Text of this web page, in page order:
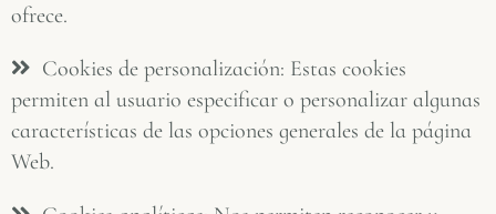
ofrece.
Cookies de personalización: Estas cookies
permiten al usuario especificar o personalizar algunas
características de las opciones generales de la página
Web.